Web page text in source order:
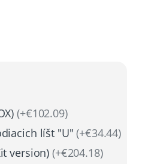
(+€102.09)
líšt "U"(+€34.44)
version) (+€204.18)